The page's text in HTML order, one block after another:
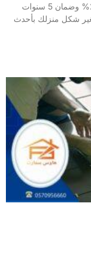
افضل دهان بتبوك | معلم دهانات وبويات بخصم 25% وضمان 5 سنوات
يغير شكل منزلك بأحدث